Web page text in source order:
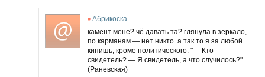
Абрикоска
камент мене? чё давать та? глянула в зеркало,
по карманам — нет никто а так то я за любой
кипишь, кроме политического. "— Кто
свидетель? — Я свидетель, а что случилось?"
(Раневская)